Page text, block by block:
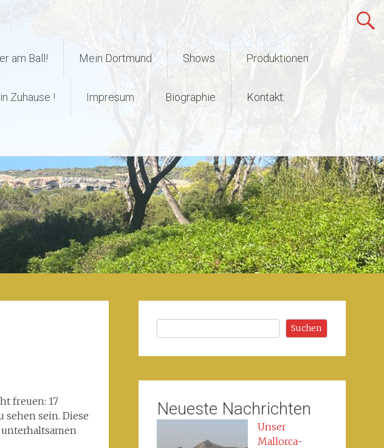
am Ball! Mein Dortmund Shows Produktionen
Zuhause ! Impresum Biographie Kontakt:
freuen: 17
sehen sein. Diese
Suchen
Neueste Nachrichten
Unser
Mallorca-